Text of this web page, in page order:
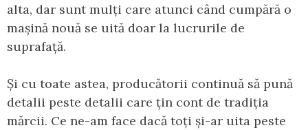
alta, dar sunt mulți care atunci când cumpără o
mașină nouă se uită doar la lucrurile de
suprafață.
Și cu toate astea, producătorii continuă să pună
detalii peste detalii care țin cont de tradiția
mărcii. Ce ne-am face dacă toți și-ar uita peste